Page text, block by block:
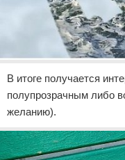
В итоге получается
полупрозрачным либо
желанию).